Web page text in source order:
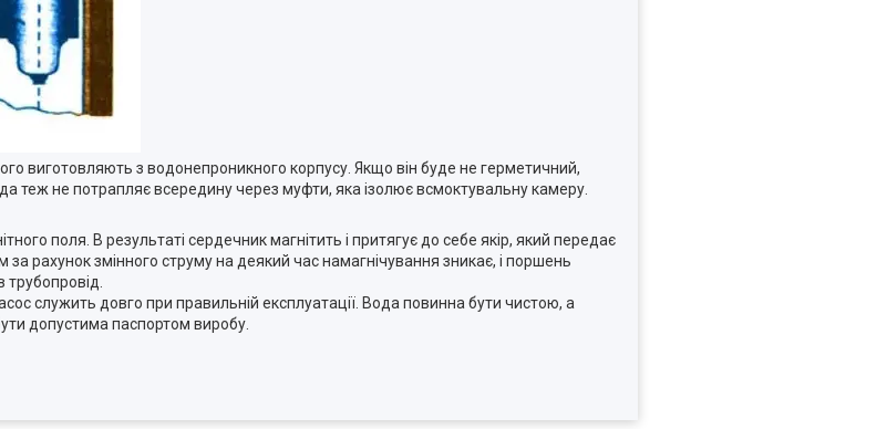
виготовляють з водонепроникного корпусу. Якщо він буде не герметичний,
теж не потрапляє всередину через муфти, яка ізолює всмоктувальну камеру.
поля. В результаті сердечник магнітить і притягує до себе якір, який передає
рахунок змінного струму на деякий час намагнічування зникає, і поршень
служить довго при правильній експлуатації. Вода повинна бути чистою, а
допустима паспортом виробу.